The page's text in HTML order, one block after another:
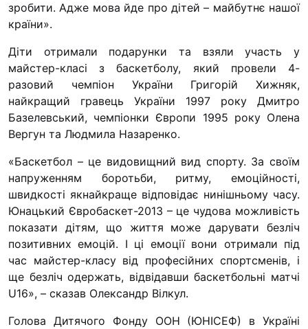
зробити. Адже мова йде про дітей – майбутнє нашої
країни».
Діти отримали подарунки та взяли участь у
майстер-класі з баскетболу, який провели 4-
разовий чемпіон України Григорій Хижняк,
найкращий гравець України 1997 року Дмитро
Базелевський, чемпіонки Європи 1995 року Олена
Вергун та Людмила Назаренко.
«Баскетбол – це видовищний вид спорту. За своїм
напруженням боротьби, ритму, емоційності,
швидкості якнайкраще відповідає нинішньому часу.
Юнацький Євробаскет-2013 – це чудова можливість
показати дітям, що життя може дарувати безліч
позитивних емоцій. І ці емоції вони отримали під
час майстер-класу від професійних спортсменів, і
ще безліч одержать, відвідавши баскетбольні матчі
U16», – сказав Олександр Вілкул.
Голова Дитячого Фонду ООН (ЮНІСЕФ) в Україні